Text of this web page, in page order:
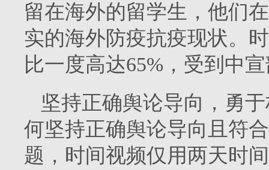
留在海外的留学生，他们
实的海外防疫抗疫现状。
比一度高达65%，受到中
坚持正确舆论导向，勇
何坚持正确舆论导向且符
题，时间视频仅用两天时